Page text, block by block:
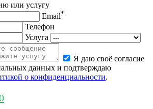
или услугу
Email*
Телефон
Услуга
Я даю своё согласие
данных и подтверждаю
о конфиденциальности.